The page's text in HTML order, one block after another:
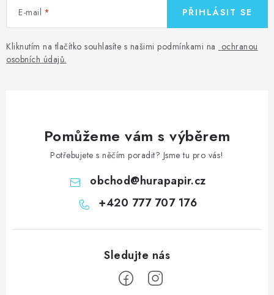
E-mail
Kliknutím na tlačítko souhlasíte s našimi podmínkami na ochranou
osobních údajů.
PŘIHLÁSIT SE
Pomůžeme vám s výběrem
Potřebujete s něčím poradit? Jsme tu pro vás!
obchod@hurapapir.cz
+420 777 707 176